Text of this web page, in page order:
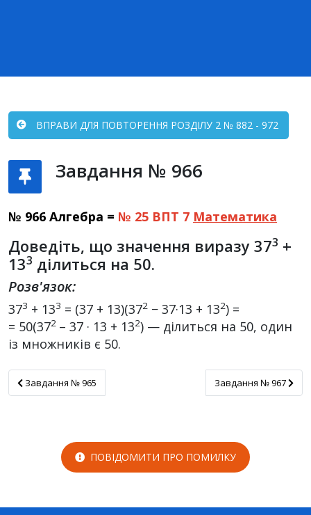
ВПРАВИ ДЛЯ ПОВТОРЕННЯ РОЗДІЛУ 2 № 882 - 972
Завдання № 966
№ 966 Алгебра = № 25 ВПТ 7 Математика
Доведіть, що значення виразу 373 +
133 ділиться на 50.
Розв'язок:
373 + 133 = (37 + 13)(372 − 37·13 + 132) =
= 50(372 – 37 · 13 + 132) — ділиться на 50, один
із множників є 50.
Завдання № 965
Завдання № 965 Завдання № 967
Завдання № 967
ПОВІДОМИТИ ПРО ПОМИЛКУ